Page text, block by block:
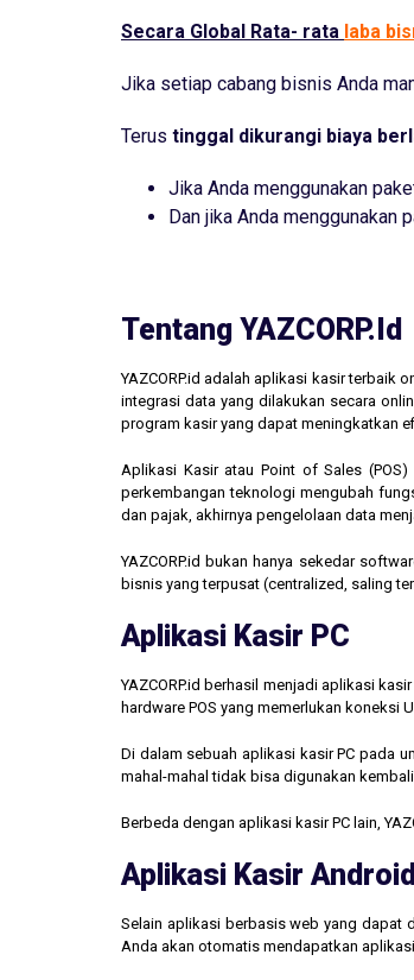
Secara Global Rata- rata laba
Jika setiap cabang bisnis Anda
Terus tinggal dikurangi biaya
Jika Anda menggunakan
Dan jika Anda menggunakan
Tentang YAZCORP.id
YAZCORP.id adalah aplikasi kasir terbaik
integrasi data yang dilakukan secara
program kasir yang dapat meningkatkan
Aplikasi Kasir atau Point of Sales
perkembangan teknologi mengubah
dan pajak, akhirnya pengelolaan data
YAZCORP.id bukan hanya sekedar
bisnis yang terpusat (centralized, saling
Aplikasi Kasir PC
YAZCORP.id berhasil menjadi aplikasi
hardware POS yang memerlukan koneksi
Di dalam sebuah aplikasi kasir PC pada
mahal-mahal tidak bisa digunakan
Berbeda dengan aplikasi kasir PC lain,
Aplikasi Kasir Android
Selain aplikasi berbasis web yang dapat
Anda akan otomatis mendapatkan